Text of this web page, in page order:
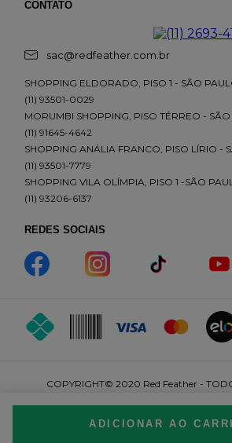
ADICIONAR AO
CONTATO
sac@redfeather.com.br
SHOPPING ELDORADO, PISO 1 - SÃO
(11) 93501-0029
MORUMBI SHOPPING, PISO TÉRREO -
(11) 91645-4642
SHOPPING ANÁLIA FRANCO, PISO LÍRIO -
(11) 93501-7779
SHOPPING VILA OLÍMPIA, PISO 1 -SÃO
(11) 93206-6137
REDES SOCIAIS
COPYRIGHT© 2020 Red Feather -
o nº 48.773.086/0001-11